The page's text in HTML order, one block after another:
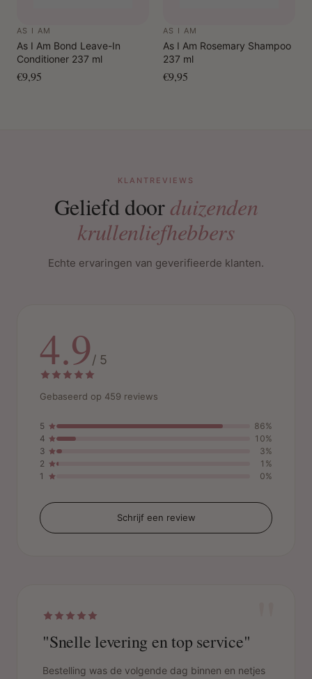
AS I AM
As I Am Bond Leave-In
Conditioner 237 ml
€9,95
AS I AM
As I Am Rosemary Shampoo
237 ml
€9,95
KLANTREVIEWS
Geliefd doorduizenden
krullenliefhebbers
Echte ervaringen van geverifieerde klanten.
4.9/ 5
Gebaseerd op 459 reviews
5
86%
4
10%
3
3%
2
1%
1
0%
Schrijf een review
"Snelle levering en top service"
Bestelling was de volgende dag binnen en netjes